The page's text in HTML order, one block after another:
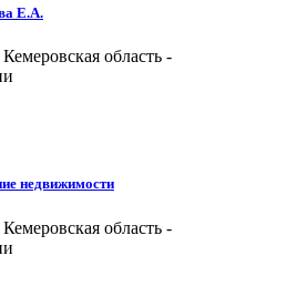
Е.А.
Кемеровская область -
недвижимости
Кемеровская область -